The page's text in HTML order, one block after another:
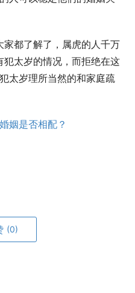
都了解了，属虎的人千万
太岁的情况，而拒绝在这
太岁理所当然的和家庭疏
姻是否相配？
(0)